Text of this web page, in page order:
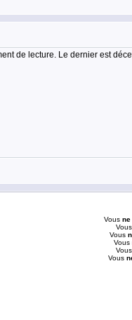
de lecture. Le dernier est
Vous ne
Vous
Vous
Vous
Vous
Vous